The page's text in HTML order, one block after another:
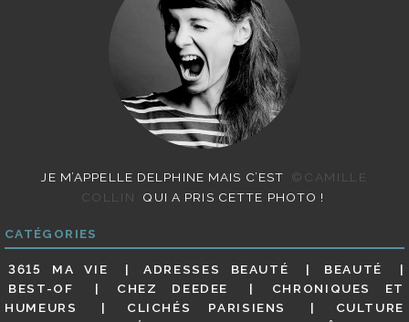
JE M’APPELLE DELPHINE MAIS C’EST
©CAMILLE
COLLIN
QUI A PRIS CETTE PHOTO !
CATÉGORIES
3615 MA VIE ADRESSES BEAUTÉ
BEAUTÉ
BEST-OF
CHEZ DEEDEE
CHRONIQUES ET
HUMEURS
CLICHÉS PARISIENS
CULTURE